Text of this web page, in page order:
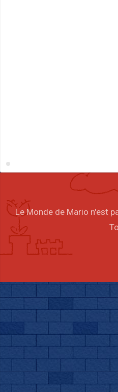
Le Monde de Mario n'est